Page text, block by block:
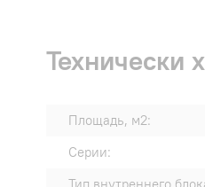
Технически
Площадь, м2:
Серии: